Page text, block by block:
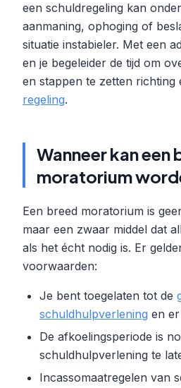
een schuldregeling kan
aanmaning, ophoging of
situatie instabieler. Met een
en je begeleider de tijd om
en stappen te zetten richting
regeling.
Wanneer kan een
moratorium
Een breed moratorium is
maar een zwaar middel dat
als het écht nodig is. Er
voorwaarden:
Je bent toegelaten tot de
schuldhulpverlening en
De afkoelingsperiode is
schuldhulpverlening te
Incassomaatregelen van